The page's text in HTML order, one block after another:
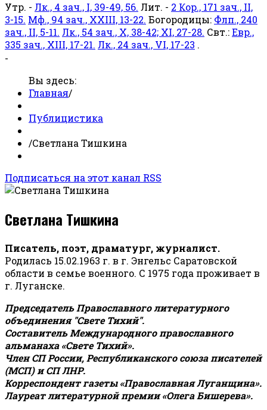
Утр. - Лк., 4 зач., I, 39-49, 56. Лит. - 2 Кор., 171 зач., II,
3-15. Мф., 94 зач., XXIII, 13-22. Богородицы: Флп., 240
зач., II, 5-11. Лк., 54 зач., X, 38-42; XI, 27-28. Свт.:Евр.,
335 зач., XIII, 17-21. Лк., 24 зач., VI, 17-23 .
-
Вы здесь:
Главная/
Публицистика
/Светлана Тишкина
Подписаться на этот канал RSS
Светлана Тишкина
Писатель, поэт, драматург, журналист.
Родилась 15.02.1963 г. в г. Энгельс Саратовской
области в семье военного. С 1975 года проживает в
г. Луганске.
Председатель Православного литературного
объединения "Свете Тихий".
Составитель Международного православного
альманаха «Свете Тихий».
Член СП России, Республиканского союза писателей
(МСП) и СП ЛНР.
Корреспондент газеты «Православная Луганщина».
Лауреат литературной премии «Олега Бишерева».